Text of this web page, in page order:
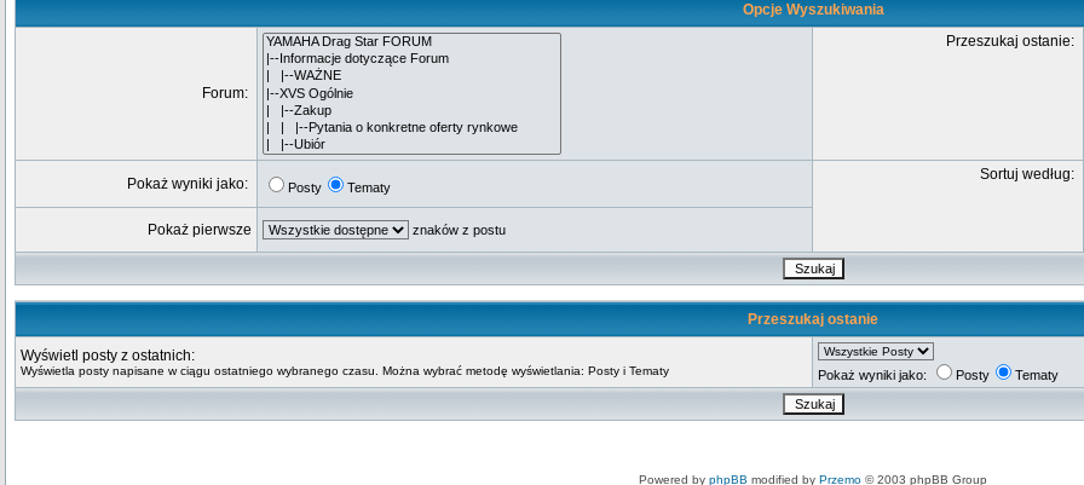
Opcje Wyszukiwania
Forum:
Przeszukaj ostanie:
Pokaż wyniki jako: Posty Tematy
Sortuj według:
Pokaż pierwsze znaków z postu
Przeszukaj ostanie
Wyświetl posty z ostatnich:
Wyświetla posty napisane w ciągu ostatniego wybranego czasu. Można wybrać metodę wyświetlania: Posty i Tematy Pokaż wyniki jako: Posty Tematy
Powered by phpBB modified by Przemo © 2003 phpBB Group